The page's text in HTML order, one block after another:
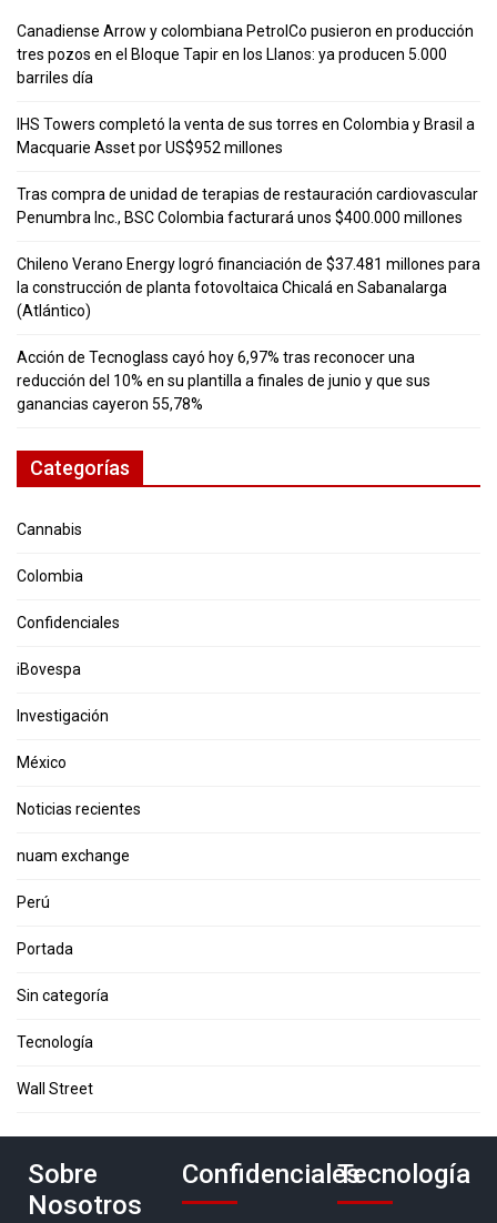
Canadiense Arrow y colombiana PetrolCo pusieron en producción
tres pozos en el Bloque Tapir en los Llanos: ya producen 5.000
barriles día
IHS Towers completó la venta de sus torres en Colombia y Brasil a
Macquarie Asset por US$952 millones
Tras compra de unidad de terapias de restauración cardiovascular
Penumbra Inc., BSC Colombia facturará unos $400.000 millones
Chileno Verano Energy logró financiación de $37.481 millones para
la construcción de planta fotovoltaica Chicalá en Sabanalarga
(Atlántico)
Acción de Tecnoglass cayó hoy 6,97% tras reconocer una
reducción del 10% en su plantilla a finales de junio y que sus
ganancias cayeron 55,78%
Categorías
Cannabis
Colombia
Confidenciales
iBovespa
Investigación
México
Noticias recientes
nuam exchange
Perú
Portada
Sin categoría
Tecnología
Wall Street
Sobre
Nosotros
ConfidencialesTecnología